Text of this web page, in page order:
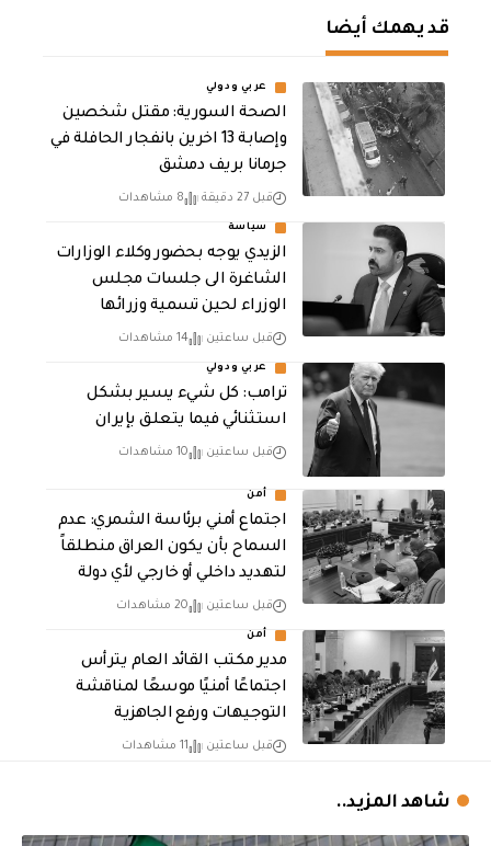
قد يهمك أيضا
عربي ودولي
الصحة السورية: مقتل شخصين
وإصابة 13 اخرين بانفجار الحافلة في
جرمانا بريف دمشق
قبل 27 دقيقة 8 مشاهدات
سياسة
الزيدي يوجه بحضور وكلاء الوزارات
الشاغرة الى جلسات مجلس
الوزراء لحين تسمية وزرائها
قبل ساعتين 14 مشاهدات
عربي ودولي
ترامب: كل شيء يسير بشكل
استثنائي فيما يتعلق بإيران
قبل ساعتين 10 مشاهدات
أمن
اجتماع أمني برئاسة الشمري: عدم
السماح بأن يكون العراق منطلقاً
لتهديد داخلي أو خارجي لأي دولة
قبل ساعتين 20 مشاهدات
أمن
مدير مكتب القائد العام يترأس
اجتماعًا أمنيًا موسعًا لمناقشة
التوجيهات ورفع الجاهزية
قبل ساعتين 11 مشاهدات
شاهد المزيد..